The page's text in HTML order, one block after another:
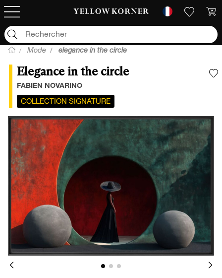
Mode elegance in the circle
Elegance in the circle
FABIEN NOVARINO
COLLECTION SIGNATURE